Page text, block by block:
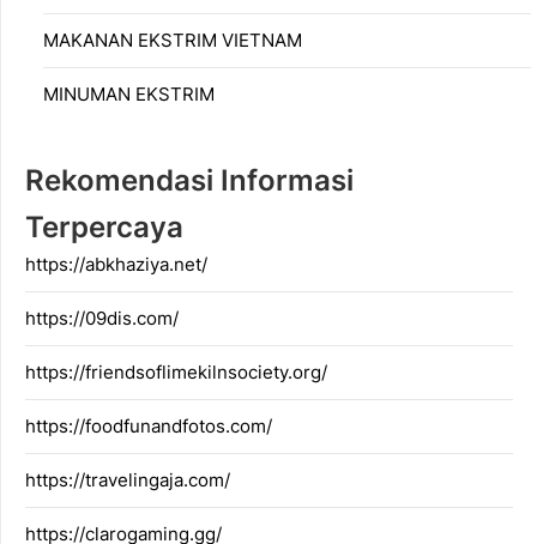
MAKANAN EKSTRIM VIETNAM
MINUMAN EKSTRIM
Rekomendasi Informasi
Terpercaya
https://abkhaziya.net/
https://09dis.com/
https://friendsoflimekilnsociety.org/
https://foodfunandfotos.com/
https://travelingaja.com/
https://clarogaming.gg/